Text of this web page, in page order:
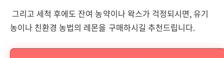
그리고 세척 후에도 잔여 농약이나 왁스가 걱정되시면, 유기
농이나 친환경 농법의 레몬을 구매하시길 추천드립니다.